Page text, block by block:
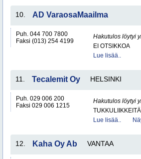
10. AD VaraosaMaailma
Puh. 044 700 7800
Faksi (013) 254 4199
Hakutulos löytyi
EI OTSIKKOA
Lue lisää..
11. Tecalemit Oy HELSINKI
Puh. 029 006 200
Faksi 029 006 1215
Hakutulos löytyi
TUKKULIIKKEITÄ
Lue lisää..
12. Kaha Oy Ab VANTAA